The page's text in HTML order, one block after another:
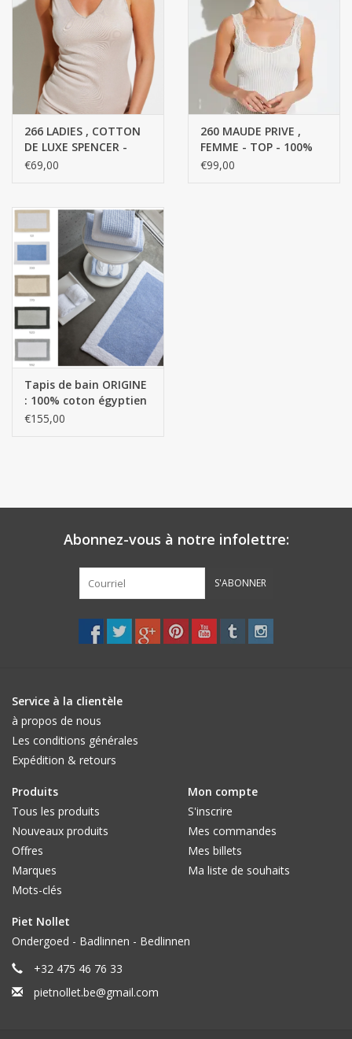
266 LADIES , COTTON
DE LUXE SPENCER -
100% coton retors fin,
€69,00
260 MAUDE PRIVE ,
FEMME - TOP - 100%
coton retors fin, fil
€99,00
Tapis de bain ORIGINE
: 100% coton égyptien
GIZA fils longs - 2200
€155,00
Abonnez-vous à notre infolettre:
S'ABONNER
Service à la clientèle
à propos de nous
Les conditions générales
Expédition & retours
Produits
Tous les produits
Nouveaux produits
Offres
Marques
Mots-clés
Mon compte
S'inscrire
Mes commandes
Mes billets
Ma liste de souhaits
Piet Nollet
Ondergoed - Badlinnen - Bedlinnen
+32 475 46 76 33
pietnollet.be@gmail.com